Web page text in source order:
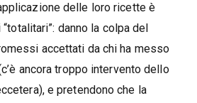
delle loro ricette è
danno la colpa del
accettati da chi ha messo
ancora troppo intervento dello
e pretendono che la